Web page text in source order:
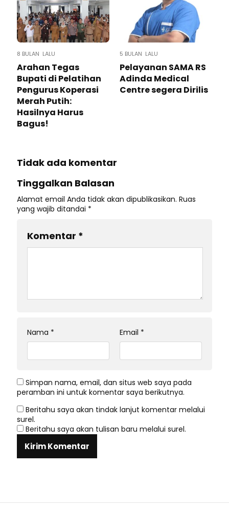
8 BULAN LALU
Arahan Tegas
Bupati di Pelatihan
Pengurus Koperasi
Merah Putih:
Hasilnya Harus
Bagus!
5 BULAN LALU
Pelayanan SAMA RS
Adinda Medical
Centre segera Dirilis
Tidak ada komentar
Tinggalkan Balasan
Alamat email Anda tidak akan dipublikasikan. Ruas
yang wajib ditandai *
Komentar *
Nama * Email *
Simpan nama, email, dan situs web saya pada
peramban ini untuk komentar saya berikutnya.
Beritahu saya akan tindak lanjut komentar melalui
surel.
Beritahu saya akan tulisan baru melalui surel.